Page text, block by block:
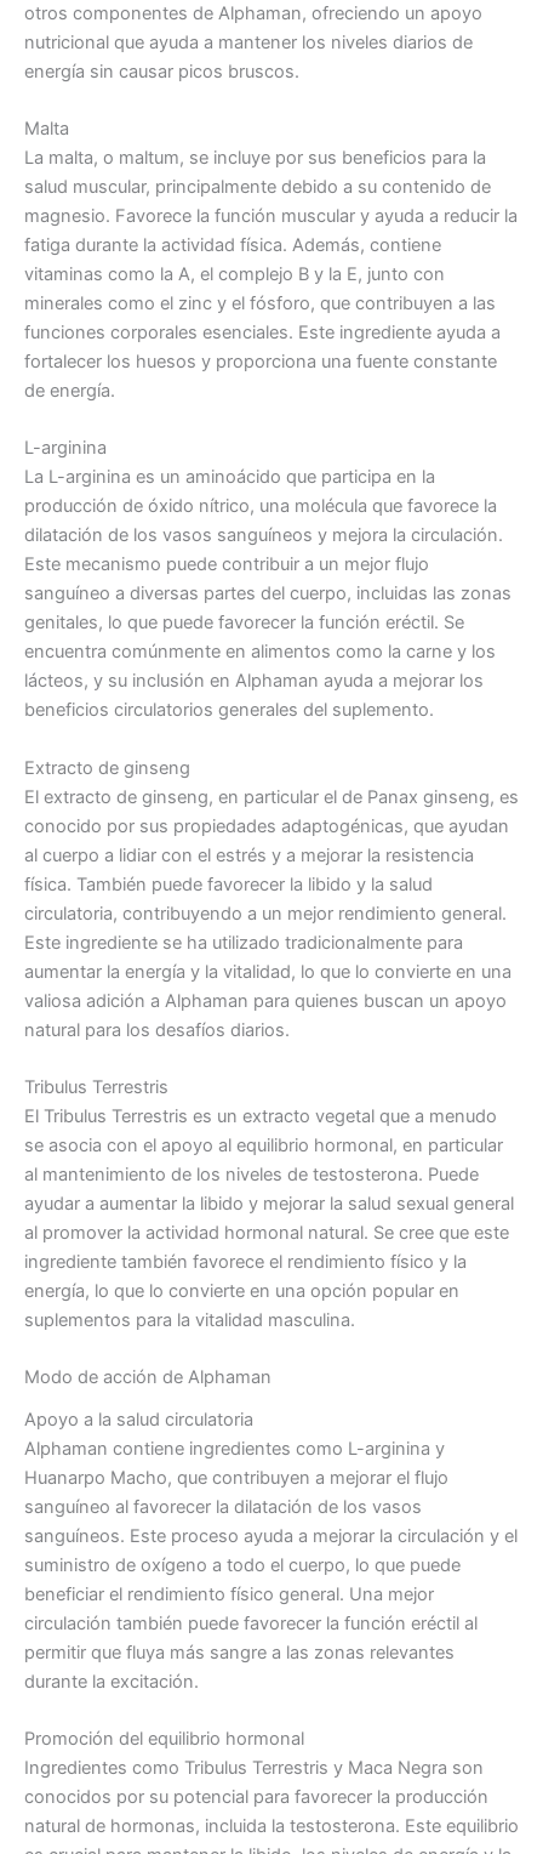
otros componentes de Alphaman, ofreciendo un apoyo
nutricional que ayuda a mantener los niveles diarios de
energía sin causar picos bruscos.
Malta
La malta, o maltum, se incluye por sus beneficios para la
salud muscular, principalmente debido a su contenido de
magnesio. Favorece la función muscular y ayuda a reducir la
fatiga durante la actividad física. Además, contiene
vitaminas como la A, el complejo B y la E, junto con
minerales como el zinc y el fósforo, que contribuyen a las
funciones corporales esenciales. Este ingrediente ayuda a
fortalecer los huesos y proporciona una fuente constante
de energía.
L-arginina
La L-arginina es un aminoácido que participa en la
producción de óxido nítrico, una molécula que favorece la
dilatación de los vasos sanguíneos y mejora la circulación.
Este mecanismo puede contribuir a un mejor flujo
sanguíneo a diversas partes del cuerpo, incluidas las zonas
genitales, lo que puede favorecer la función eréctil. Se
encuentra comúnmente en alimentos como la carne y los
lácteos, y su inclusión en Alphaman ayuda a mejorar los
beneficios circulatorios generales del suplemento.
Extracto de ginseng
El extracto de ginseng, en particular el de Panax ginseng, es
conocido por sus propiedades adaptogénicas, que ayudan
al cuerpo a lidiar con el estrés y a mejorar la resistencia
física. También puede favorecer la libido y la salud
circulatoria, contribuyendo a un mejor rendimiento general.
Este ingrediente se ha utilizado tradicionalmente para
aumentar la energía y la vitalidad, lo que lo convierte en una
valiosa adición a Alphaman para quienes buscan un apoyo
natural para los desafíos diarios.
Tribulus Terrestris
El Tribulus Terrestris es un extracto vegetal que a menudo
se asocia con el apoyo al equilibrio hormonal, en particular
al mantenimiento de los niveles de testosterona. Puede
ayudar a aumentar la libido y mejorar la salud sexual general
al promover la actividad hormonal natural. Se cree que este
ingrediente también favorece el rendimiento físico y la
energía, lo que lo convierte en una opción popular en
suplementos para la vitalidad masculina.
Modo de acción de Alphaman
Apoyo a la salud circulatoria
Alphaman contiene ingredientes como L-arginina y
Huanarpo Macho, que contribuyen a mejorar el flujo
sanguíneo al favorecer la dilatación de los vasos
sanguíneos. Este proceso ayuda a mejorar la circulación y el
suministro de oxígeno a todo el cuerpo, lo que puede
beneficiar el rendimiento físico general. Una mejor
circulación también puede favorecer la función eréctil al
permitir que fluya más sangre a las zonas relevantes
durante la excitación.
Promoción del equilibrio hormonal
Ingredientes como Tribulus Terrestris y Maca Negra son
conocidos por su potencial para favorecer la producción
natural de hormonas, incluida la testosterona. Este equilibrio